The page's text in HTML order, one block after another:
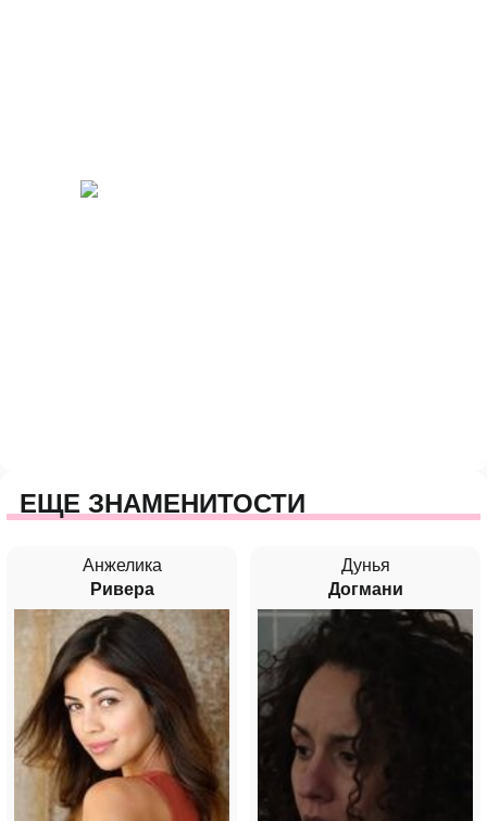
ЕЩЕ ЗНАМЕНИТОСТИ
Анжелика
Ривера
Дунья
Догмани